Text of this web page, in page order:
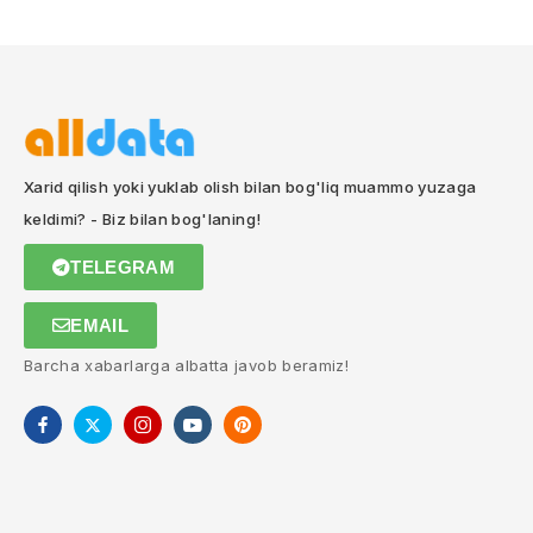
Xarid qilish yoki yuklab olish bilan bog'liq muammo yuzaga
keldimi? - Biz bilan bog'laning!
TELEGRAM
EMAIL
Barcha xabarlarga albatta javob beramiz!